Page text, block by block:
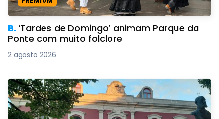
B.‘Tardes de Domingo’ animam Parque da
Ponte com muito folclore
2 agosto 2026